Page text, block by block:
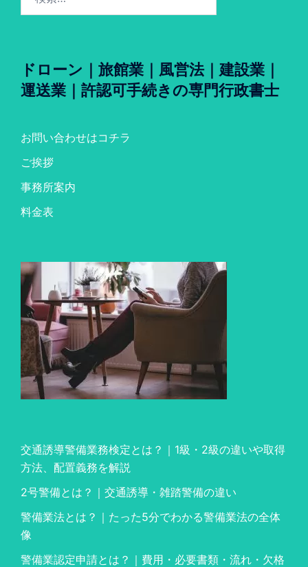
ドローン｜旅館業｜風営法｜建設業｜
運送業｜許認可手続きの専門行政書士
お問い合わせはコチラ
ご挨拶
事務所案内
料金表
交通誘導警備業務検定とは？｜1級・2級の違いや取得
方法、配置義務を解説
2号警備とは？｜交通誘導・雑踏警備の違い
警備業法とは？｜たった5分でわかる警備業法の全体
像
警備業認定申請とは？｜費用・必要書類・流れ・欠格